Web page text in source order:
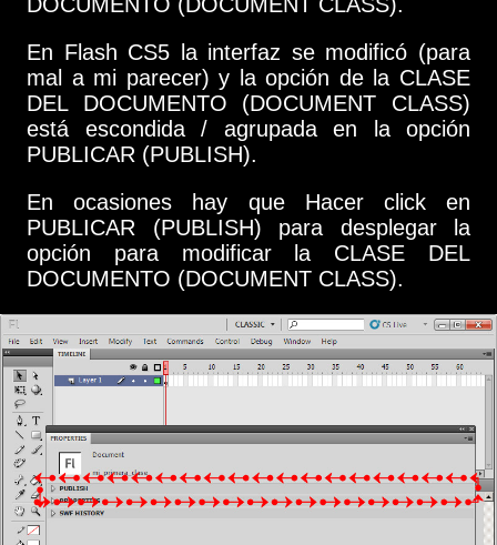
En Flash CS5 la interfaz se modificó (para
mal a mi parecer) y la opción de la CLASE
DEL DOCUMENTO (DOCUMENT CLASS)
está escondida / agrupada en la opción
PUBLICAR (PUBLISH).
En ocasiones hay que Hacer click en
PUBLICAR (PUBLISH) para desplegar la
opción para modificar la CLASE DEL
DOCUMENTO (DOCUMENT CLASS).